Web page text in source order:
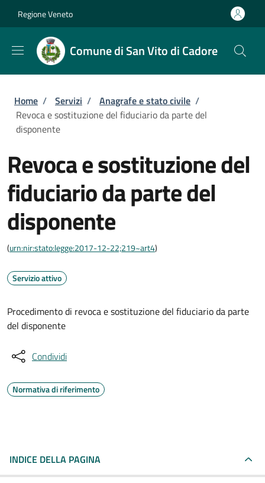
Regione Veneto
Comune di San Vito di Cadore
Briciole di pane
Home / Servizi / Anagrafe e stato civile /
Revoca e sostituzione del fiduciario da parte del
disponente
Revoca e sostituzione del
fiduciario da parte del
disponente
(urn:nir:stato:legge:2017-12-22;219~art4)
Servizio attivo
Procedimento di revoca e sostituzione del fiduciario da parte
del disponente
Condividi
Normativa di riferimento
INDICE DELLA PAGINA